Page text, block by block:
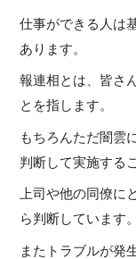
仕事ができる人は
あります。
報連相とは、皆さ
とを指します。
もちろんただ闇雲
判断して実施する
上司や他の同僚に
ら判断しています。
またトラブルが発